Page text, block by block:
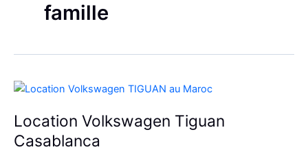
famille
Location Volkswagen Tiguan
Casablanca